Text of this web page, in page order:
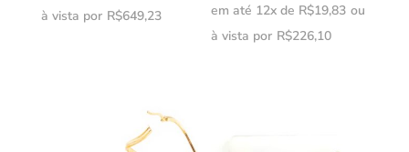
à vista por R$649,23 em até 12x de R$19,83 ou
à vista por R$226,10